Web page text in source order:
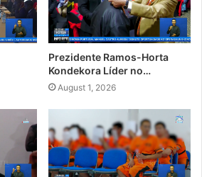
Prezidente Ramos-Horta
Kondekora Líder no…
August 1, 2026